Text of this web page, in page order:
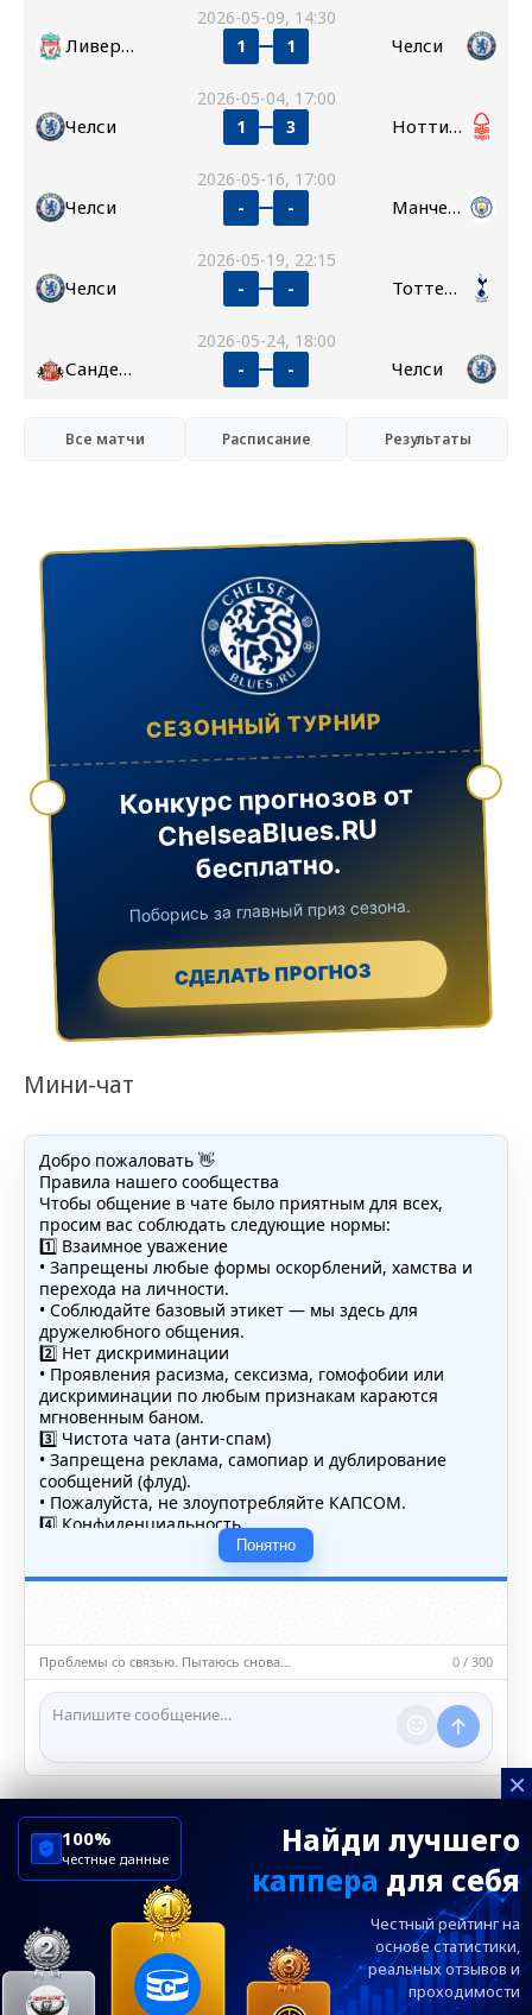
2026-05-09, 14:30
Ливерпуль 1 1 Челси
2026-05-04, 17:00
Челси 1 3 Ноттингем Форест
2026-05-16, 17:00
Челси - - Манчестер Сити
2026-05-19, 22:15
Челси - - Тоттенхэм
2026-05-24, 18:00
Сандерленд - - Челси
Все матчи Расписание Результаты
СЕЗОННЫЙ ТУРНИР
Конкурс прогнозов от
ChelseaBlues.RU
бесплатно.
Поборись за главный приз сезона.
СДЕЛАТЬ ПРОГНОЗ
Мини-чат
Добро пожаловать 👋
Правила нашего сообщества
Чтобы общение в чате было приятным для всех,
просим вас соблюдать следующие нормы:
1️⃣ Взаимное уважение
• Запрещены любые формы оскорблений, хамства и
перехода на личности.
• Соблюдайте базовый этикет — мы здесь для
дружелюбного общения.
2️⃣ Нет дискриминации
• Проявления расизма, сексизма, гомофобии или
дискриминации по любым признакам караются
мгновенным баном.
3️⃣ Чистота чата (анти-спам)
• Запрещена реклама, самопиар и дублирование
сообщений (флуд).
• Пожалуйста, не злоупотребляйте КАПСОМ.
4️⃣ Конфиденциальность
• Не публикуйте личные данные — свои или чужие
(телефоны, адреса, документы).
5️⃣ Уместность контента
насилию.
ℹ️ Модераторы и администраторы вправе удалять
сообщения и ограничивать доступ к чату при
нарушении правил.
Понятно
Проблемы со связью. Пытаюсь снова… 0 / 300
×
Найди лучшего
каппера для себя
Честный рейтинг на
основе статистики,
реальныхотзывов и
проходимости
100%
честные данные
ChelseaBluesRu
ФК Челси
Посетителям
Информация
Ежевечерний дайджест главных новостей от